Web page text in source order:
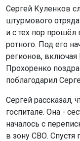
Сергей Куленков
штурмового
и с тех пор прошёл
ротного. Под его
регионов, включая
Прохоренко
поблагодарил
Сергей рассказал,
госпитале. Она -
началось с
в зону СВО.